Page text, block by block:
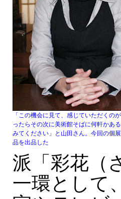
「この機会に見て、感じていただくの
ったらその次に美術館そばに何軒かあ
みてください」と山田さん。今回の個
品を出品した
派「彩花（
一環として